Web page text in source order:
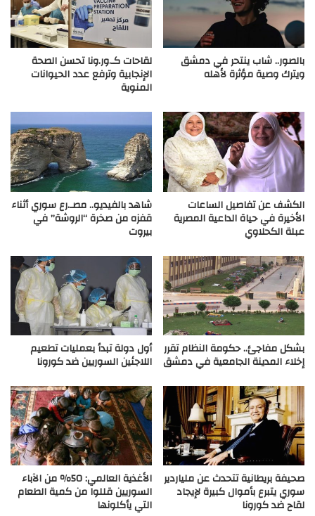
بالصور.. شاب ينتحر في دمشق
ويترك وصية مؤثرة لأهله
لقاحات كـ.ور.ونا تحسن الصحة
الإنجابية وترفع عدد الحيوانات
المنوية
الكشف عن تفاصيل الساعات
الأخيرة في حياة الداعية المصرية
عبلة الكحلاوي
شاهد بالفيديو.. مصـ.رع سوري أثناء
قفزه من صخرة “الروشة” في
بيروت
بشكل مفاجئ.. حكومة النظام تقرر
إخلاء المدينة الجامعية في دمشق
أول دولة تبدأ بعمليات تطعيم
اللاجئين السوريين ضد كورونا
صحيفة بريطانية تتحدث عن ملياردير
سوري يتبرع بأموال كبيرة لإيجاد
لقاح ضد كورونا
الأغذية العالمي: 50٪ من الآباء
السوريين قللوا من كمية الطعام
التي يأكلونها